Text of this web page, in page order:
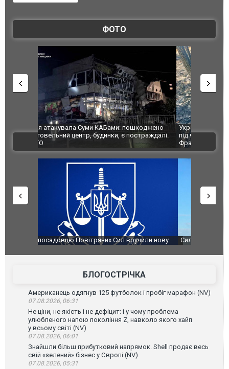
ФОТО
Українські надзвичайники врятували козуленя
під час ліквідації масштабної лісової пожежі у
Франції
СБУ за
Болгарії
ВІДЕО
Сили оборони уразили Ярославський НПЗ:
атаку. ВІДЕО
Неймар
БЛОГОСТРІЧКА
Американець одягнув 125 футболок і пробіг марафон (NV)
07.08.2026, 06:31
Не ціни, не якість і не дефіцит: і у чому проблема
улюбленого напою покоління Z, навколо якого хайп
у всьому світі (NV)
07.08.2026, 06:01
Знайшли більш прибутковий напрямок. Shell продає весь
свій «зелений» бізнес у Європі (NV)
07.08.2026, 05:31